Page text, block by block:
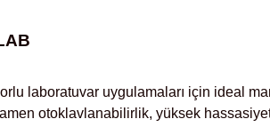
laboratuvar uygulamaları için ideal
otoklavlanabilirlik, yüksek